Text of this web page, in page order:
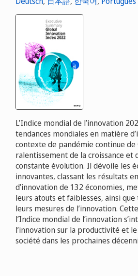
L’Indice mondial de l’innovation
tendances mondiales en matière
contexte de pandémie continue de
ralentissement de la croissance et
constante évolution. Il dévoile les
innovantes, classant les résultats
d’innovation de 132 économies,
leurs atouts et faiblesses, ainsi
leurs mesures de l’innovation.
l’Indice mondial de l’innovation
l’innovation sur la productivité et
société dans les prochaines